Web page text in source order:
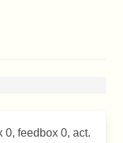
0, feedbox 0, act.